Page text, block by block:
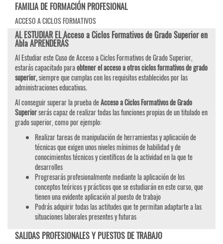
FAMILIA DE FORMACIÓN PROFESIONAL
ACCESO A CICLOS FORMATIVOS
AL ESTUDIAR EL Acceso a Ciclos Formativos de Grado Superior en
Abla APRENDERÁS
Al Estudiar este Cuso de Acceso a Ciclos Formativos de Grado Superior,
estarás capacitado paraobtener el acceso a otros ciclos formativos de grado
superior,siempre que cumplas con los requisitos establecidos por las
administraciones educativas.
Al conseguir superar la prueba deAcceso a Ciclos Formativos de Grado
Superiorserás capaz de realizar todas las funciones propias de un titulado en
grado superior, como por ejemplo:
Realizar tareas de manipulación de herramientas y aplicación de
técnicas que exigen unos niveles mínimos de habilidad y de
conocimientos técnicos y científicos de la actividad en la que te
desarrolles
Progresarás profesionalmente mediante la aplicación de los
conceptos teóricos y prácticos que se estudiarán en este curso, que
tienen una evidente aplicación al puesto de trabajo
Podrás adquirir todas las actitudes que te permitan adaptarte a las
situaciones laborales presentes y futuras
SALIDAS PROFESIONALES Y PUESTOS DE TRABAJO